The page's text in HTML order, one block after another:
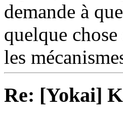
demande à
quelque
les
Re: [Yokai]